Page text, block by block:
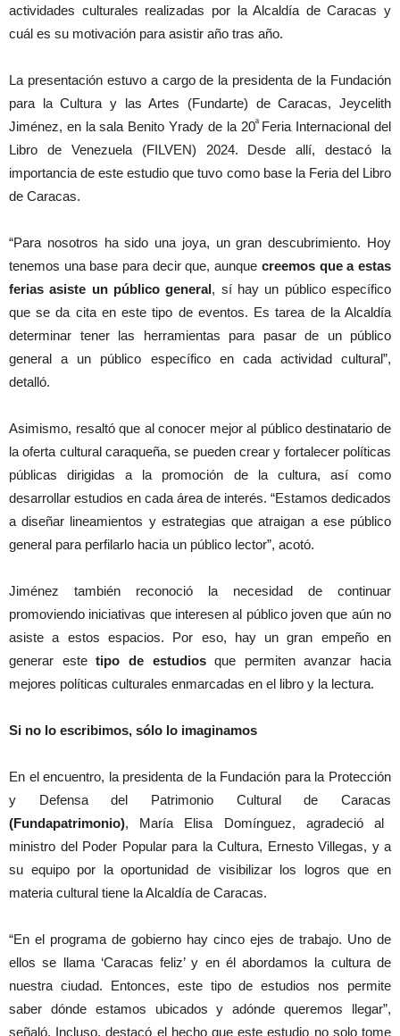
actividades culturales realizadas por la Alcaldía de Caracas y
cuál es su motivación para asistir año tras año.
La presentación estuvo a cargo de la presidenta de la Fundación
para la Cultura y las Artes (Fundarte) de Caracas, Jeycelith
Jiménez, en la sala Benito Yrady de la 20ª Feria Internacional del
Libro de Venezuela (FILVEN) 2024. Desde allí, destacó la
importancia de este estudio que tuvo como base la Feria del Libro
de Caracas.
“Para nosotros ha sido una joya, un gran descubrimiento. Hoy
tenemos una base para decir que, aunque creemos que a estas
ferias asiste un público general, sí hay un público específico
que se da cita en este tipo de eventos. Es tarea de la Alcaldía
determinar tener las herramientas para pasar de un público
general a un público específico en cada actividad cultural”,
detalló.
Asimismo, resaltó que al conocer mejor al público destinatario de
la oferta cultural caraqueña, se pueden crear y fortalecer políticas
públicas dirigidas a la promoción de la cultura, así como
desarrollar estudios en cada área de interés. “Estamos dedicados
a diseñar lineamientos y estrategias que atraigan a ese público
general para perfilarlo hacia un público lector”, acotó.
Jiménez también reconoció la necesidad de continuar
promoviendo iniciativas que interesen al público joven que aún no
asiste a estos espacios. Por eso, hay un gran empeño en
generar estetipo de estudiosque permiten avanzar hacia
mejores políticas culturales enmarcadas en el libro y la lectura.
Si no lo escribimos, sólo lo imaginamos
En el encuentro, la presidenta de la Fundación para la Protección
y Defensa del Patrimonio Cultural de Caracas
(Fundapatrimonio), María Elisa Domínguez, agradeció al
ministro del Poder Popular para la Cultura, Ernesto Villegas, y a
su equipo por la oportunidad de visibilizar los logros que en
materia cultural tiene la Alcaldía de Caracas.
“En el programa de gobierno hay cinco ejes de trabajo. Uno de
ellos se llama ‘Caracas feliz’ y en él abordamos la cultura de
nuestra ciudad. Entonces, este tipo de estudios nos permite
saber dónde estamos ubicados y adónde queremos llegar”,
señaló. Incluso, destacó el hecho que este estudio no solo tome